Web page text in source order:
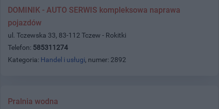
DOMINIK - AUTO SERWIS kompleksowa naprawa
pojazdów
ul. Tczewska 33, 83-112 Tczew - Rokitki
Telefon: 585311274
Kategoria: Handel i usługi, numer: 2892
Pralnia wodna